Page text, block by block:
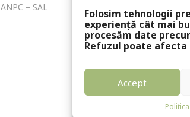
Folosim tehnologii
experiență cât mai
procesăm date
Refuzul poate
Accept
ANPC – SAL